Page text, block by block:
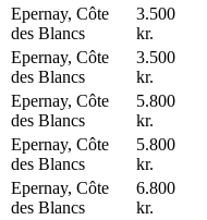
Epernay, Côte
des Blancs
3.500
kr.
Epernay, Côte
des Blancs
3.500
kr.
Epernay, Côte
des Blancs
5.800
kr.
Epernay, Côte
des Blancs
5.800
kr.
Epernay, Côte
des Blancs
6.800
kr.